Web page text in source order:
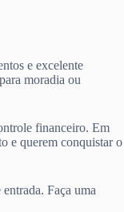
e excelente
moradia ou
financeiro. Em
e querem conquistar o
Faça uma